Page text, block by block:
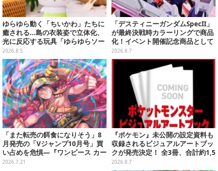
ゆらゆら動く「ちいかわ」たちに
癒される…島の衣装姿で立体化、
光に反応する玩具「ゆらゆらソー
ラー」全8種が全国アミューズメ
ント施設にて展開
2026.8.5
「デスティニーガンダムSpecII」
が最終決戦時カラーリングで商品
化！イベント開催記念商品として
METAL ROBOT魂に新登場
2026.8.7
「また転売の餌食になりそう」8
月発売の「Vジャンプ10月号」買
い占めを危惧―『ワンピース カー
ド』付録中止もやまぬ不安
2026.7.21
『ポケモン』未公開の設定資料も
収録されるビジュアルアートブッ
クが発売決定！ 全3冊、合計約1,5
00ページの大ボリュームでシリー
2026.8.7